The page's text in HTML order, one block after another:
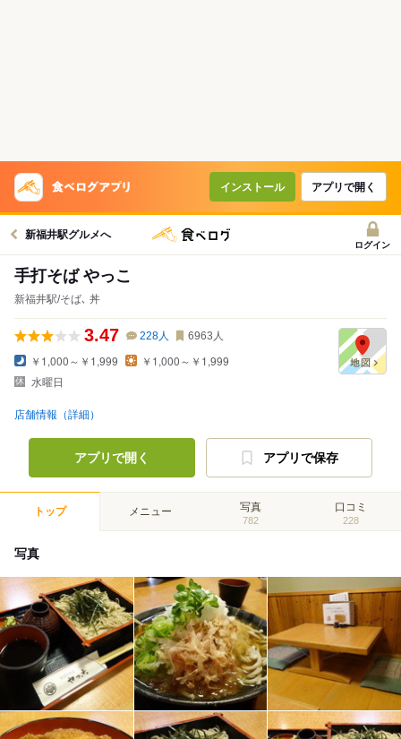
インストール アプリで開く
新福井駅グルメへ
ログイン
手打そば やっこ
新福井駅/そば､ 丼
3.47 228人 6963 人
￥1,000～￥1,999
￥1,000～￥1,999
水曜日
店舗情報（詳細）
アプリで開く アプリで保存
トップ メニュー 写真
782
口コミ
228
写真